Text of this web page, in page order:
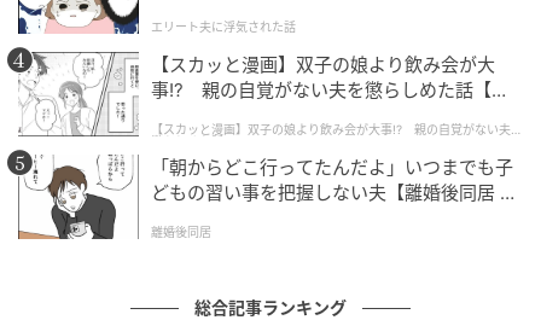
エリート夫に浮気された話
【スカッと漫画】双子の娘より飲み会が大
事!? 親の自覚がない夫を懲らしめた話【第1
【スカッと漫画】双子の娘より飲み会が大事!? 親の自覚がない夫を
懲らしめた話
「朝からどこ行ってたんだよ」いつまでも子
どもの習い事を把握しない夫【離婚後同居 Vo
離婚後同居
総合記事ランキング